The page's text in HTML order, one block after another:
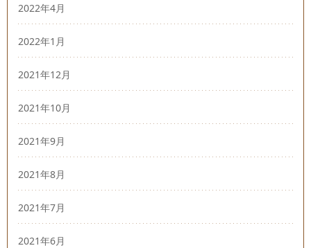
2022年4月
2022年1月
2021年12月
2021年10月
2021年9月
2021年8月
2021年7月
2021年6月